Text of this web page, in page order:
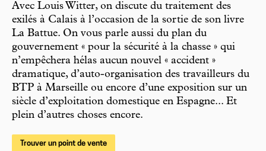
Avec Louis Witter, on discute du traitement des
exilés à Calais à l’occasion de la sortie de son livre
La Battue. On vous parle aussi du plan du
gouvernement « pour la sécurité à la chasse » qui
n’empêchera hélas aucun nouvel « accident »
dramatique, d’auto-organisation des travailleurs du
BTP à Marseille ou encore d’une exposition sur un
siècle d’exploitation domestique en Espagne... Et
plein d’autres choses encore.
Trouver un point de vente